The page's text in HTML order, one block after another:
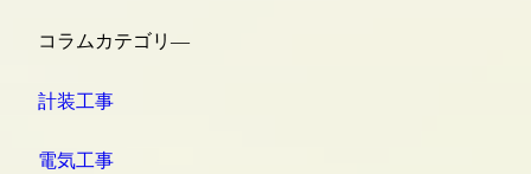
コラムカテゴリ―
計装工事
電気工事